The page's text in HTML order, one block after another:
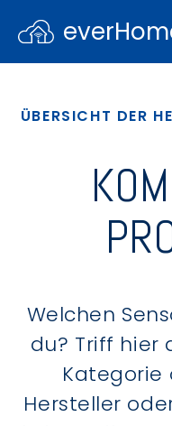
ÜBERSICHT DER
Welchen
du? Triff hier
Kategorie
Hersteller